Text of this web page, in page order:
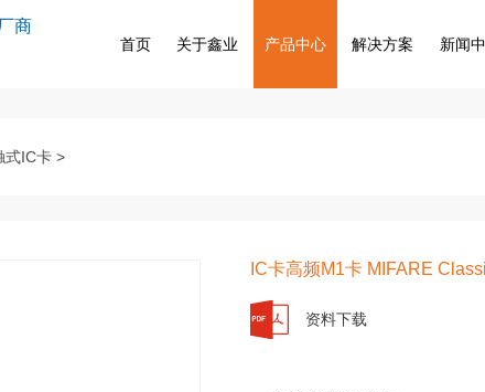
商
首页 关于鑫业 产品中心 解决方案 新闻
式IC卡 >
IC卡高频M1卡 MIFARE
资料下载